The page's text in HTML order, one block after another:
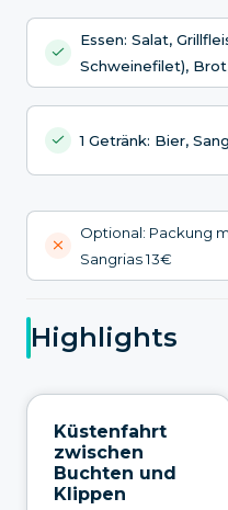
Essen: Salat,
Schweinefilet),
1 Getränk: Bier,
Optional: Packung
Sangrias 13€
Highlights
Küstenfahrt
zwischen
Buchten und
Klippen